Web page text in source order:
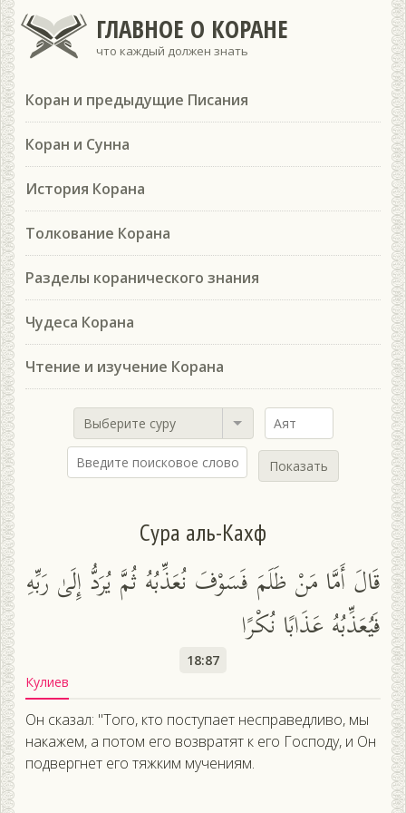
ГЛАВНОЕ О КОРАНЕ
что каждый должен знать
Коран и предыдущие Писания
Коран и Сунна
История Корана
Толкование Корана
Разделы коранического знания
Чудеса Корана
Чтение и изучение Корана
Выберите суру
Показать
Сура аль-Кахф
قَالَ أَمَّا مَنْ ظَلَمَ فَسَوْفَ نُعَذِّبُهُ ثُمَّ يُرَدُّ إِلَىٰ رَبِّهِ
فَيُعَذِّبُهُ عَذَابًا نُكْرًا
18:87
Кулиев
Он сказал: "Того, кто поступает несправедливо, мы
накажем, а потом его возвратят к его Господу, и Он
подвергнет его тяжким мучениям.